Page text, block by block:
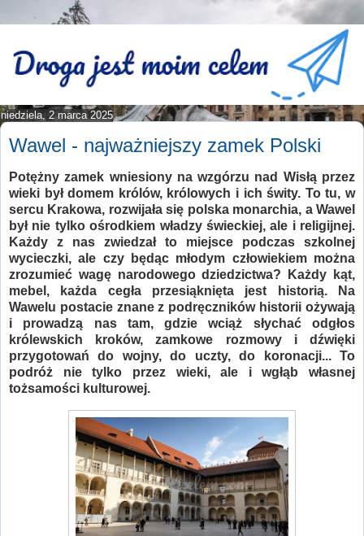
niedziela, 2 marca 2025
Wawel - najważniejszy zamek Polski
Potężny zamek wniesiony na wzgórzu nad Wisłą przez
wieki był domem królów, królowych i ich świty. To tu, w
sercu Krakowa, rozwijała się polska monarchia, a Wawel
był nie tylko ośrodkiem władzy świeckiej, ale i religijnej.
Każdy z nas zwiedzał to miejsce podczas szkolnej
wycieczki, ale czy będąc młodym człowiekiem można
zrozumieć wagę narodowego dziedzictwa? Każdy kąt,
mebel, każda cegła przesiąknięta jest historią. Na
Wawelu postacie znane z podręczników historii ożywają
i prowadzą nas tam, gdzie wciąż słychać odgłos
królewskich kroków, zamkowe rozmowy i dźwięki
przygotowań do wojny, do uczty, do koronacji... To
podróż nie tylko przez wieki, ale i wgłąb własnej
tożsamości kulturowej.